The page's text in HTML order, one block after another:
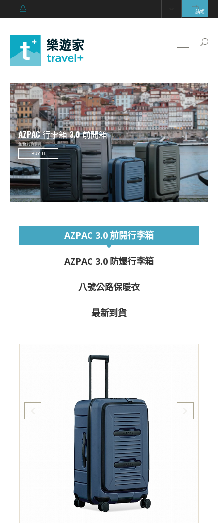
結帳
AZPAC 行李箱 3.0 前開箱
全新到貨開賣
BUY IT
AZPAC 3.0 前開行李箱
AZPAC 3.0 防爆行李箱
八號公路保暖衣
最新到貨